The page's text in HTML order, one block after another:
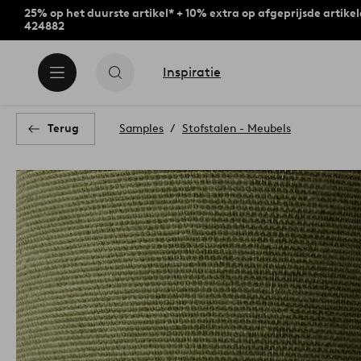
25% op het duurste artikel* + 10% extra op afgeprijsde
424882
Inspiratie
Terug Samples Stofstalen - Meubels